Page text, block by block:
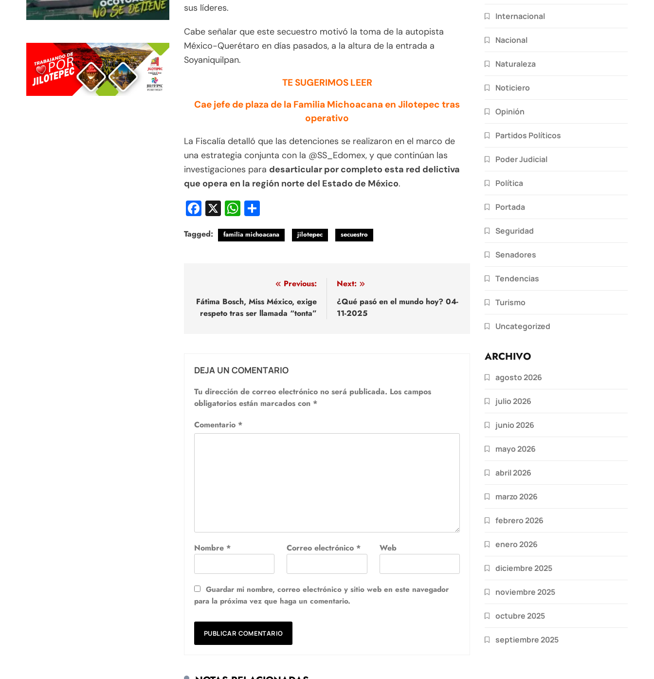
sus líderes.
Cabe señalar que este secuestro motivó la toma de la autopista
México-Querétaro en días pasados, a la altura de la entrada a
Soyaniquilpan.
TE SUGERIMOS LEER
Cae jefe de plaza de la Familia Michoacana en Jilotepec tras
operativo
La Fiscalía detalló que las detenciones se realizaron en el marco de
una estrategia conjunta con la @SS_Edomex, y que continúan las
investigaciones para desarticular por completo esta red delictiva
que opera en la región norte del Estado de México.
Facebook
X WhatsApp
Tagged: familia michoacana jilotepec secuestro
de
entradas
Previous:
Fátima Bosch, Miss México, exige
respeto tras ser llamada “tonta”
Next:
¿Qué pasó en el mundo hoy? 04-
11-2025
DEJA UN COMENTARIO
Tu dirección de correo electrónico no será publicada. Los campos
obligatorios están marcados con *
Comentario *
Nombre * Correo electrónico * Web
Guardar mi nombre, correo electrónico y sitio web en este navegador
para la próxima vez que haga un comentario.
Internacional
Nacional
Naturaleza
Noticiero
Opinión
Partidos Políticos
Poder Judicial
Política
Portada
Seguridad
Senadores
Tendencias
Turismo
Uncategorized
ARCHIVO
agosto 2026
julio 2026
junio 2026
mayo 2026
abril 2026
marzo 2026
febrero 2026
enero 2026
diciembre 2025
noviembre 2025
octubre 2025
septiembre 2025